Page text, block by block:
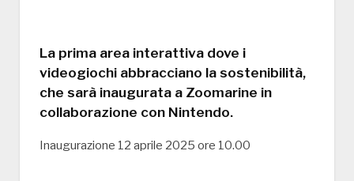
La prima area interattiva dove i
videogiochi abbracciano la sostenibilità,
che sarà inaugurata a Zoomarine in
collaborazione con Nintendo.
Inaugurazione 12 aprile 2025 ore 10.00